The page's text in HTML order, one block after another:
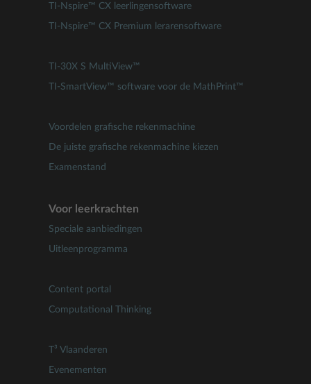
TI-Nspire™ CX leerlingensoftware
TI-Nspire™ CX Premium lerarensoftware
TI-30X S MultiView™
TI-SmartView™ software voor de MathPrint™
Voordelen grafische rekenmachine
De juiste grafische rekenmachine kiezen
Examenstand
Voor leerkrachten
Speciale aanbiedingen
Uitleenprogramma
Content portal
Computational Thinking
T³ Vlaanderen
Evenementen